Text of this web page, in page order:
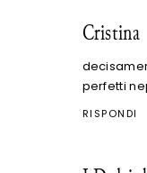
Cristina
perfetti
RISPONDI